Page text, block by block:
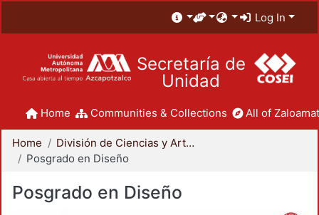
Log In
Secretaría de
Unidad
Home Communities & Collections All of
Home
División de Ciencias y Artes para el Diseño
Posgrado en Diseño
Posgrado en Diseño